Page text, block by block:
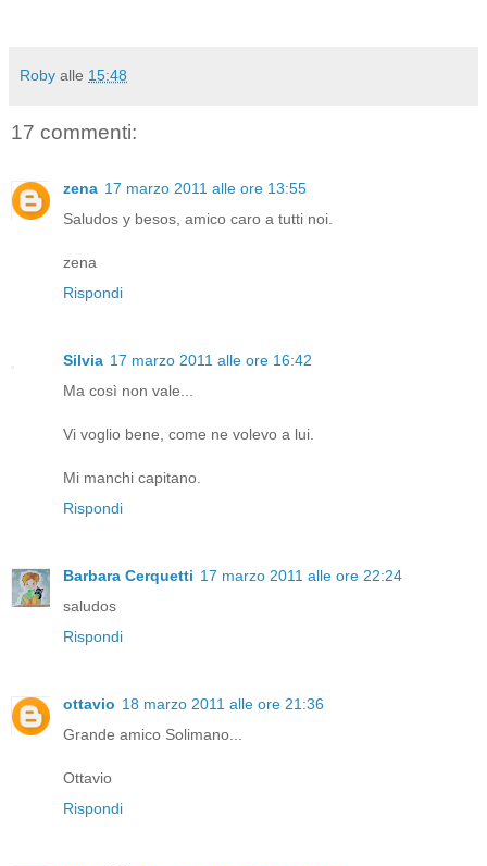
Roby alle 15:48
17 commenti:
zena 17 marzo 2011 alle ore 13:55
Saludos y besos, amico caro a tutti noi.
zena
Rispondi
Silvia 17 marzo 2011 alle ore 16:42
Ma così non vale...
Vi voglio bene, come ne volevo a lui.
Mi manchi capitano.
Rispondi
Barbara Cerquetti 17 marzo 2011 alle ore 22:24
saludos
Rispondi
ottavio 18 marzo 2011 alle ore 21:36
Grande amico Solimano...
Ottavio
Rispondi